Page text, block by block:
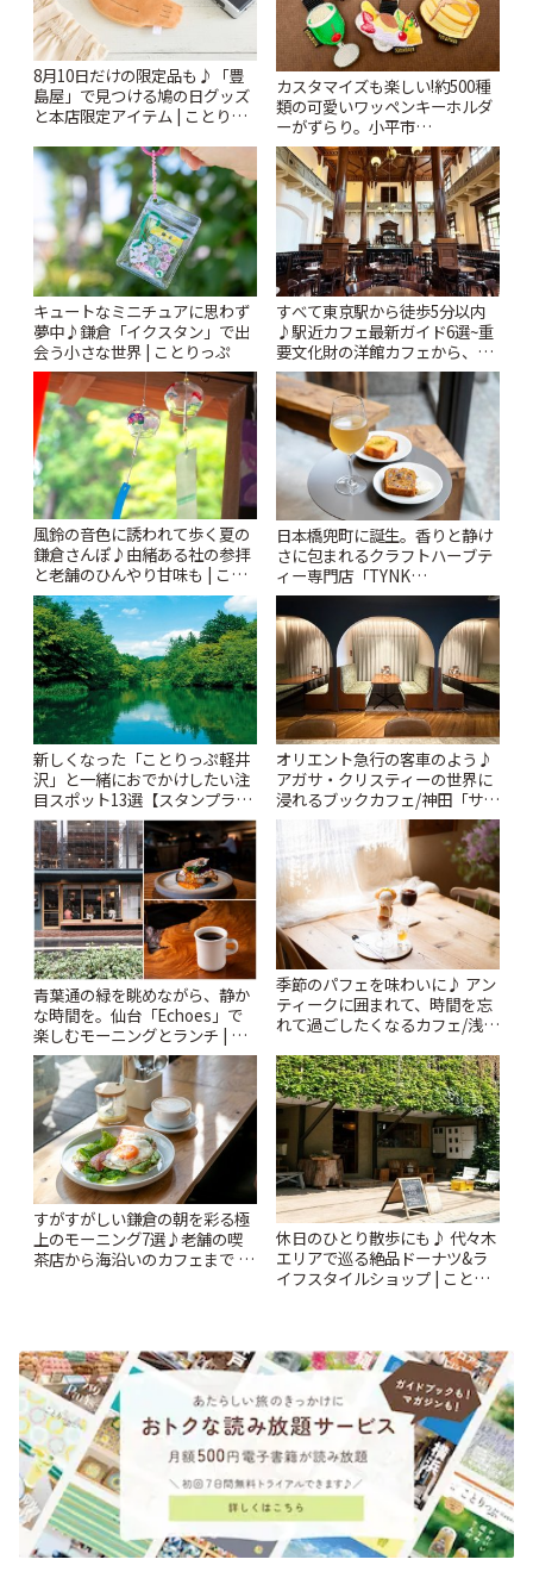
8月10日だけの限定品も♪「豊
島屋」で見つける鳩の日グッズ
と本店限定アイテム | ことりっ
カスタマイズも楽しい!約500種
類の可愛いワッペンキーホルダ
ーがずらり。小平市
「Kimamaya T&K」 | ことりっ
ぷ
キュートなミニチュアに思わず
夢中♪鎌倉「イクスタン」で出
会う小さな世界 | ことりっぷ
すべて東京駅から徒歩5分以内
♪駅近カフェ最新ガイド6選~重
要文化財の洋館カフェから、改
札すぐのレトロ喫茶まで~ | こと
りっぷ
風鈴の音色に誘われて歩く夏の
鎌倉さんぽ♪由緒ある社の参拝
と老舗のひんやり甘味も | こと
りっぷ
日本橋兜町に誕生。香りと静け
さに包まれるクラフトハーブテ
ィー専門店「TYNK
Kabutocho」 | ことりっぷ
新しくなった「ことりっぷ軽井
沢」と一緒におでかけしたい注
目スポット13選【スタンプラリ
ー開催中】 | ことりっぷ
オリエント急行の客車のよう♪
アガサ・クリスティーの世界に
浸れるブックカフェ/神田「サロ
ンクリスティ」 | ことりっぷ
青葉通の緑を眺めながら、静か
な時間を。仙台「Echoes」で
楽しむモーニングとランチ | こ
とりっぷ
季節のパフェを味わいに♪ アン
ティークに囲まれて、時間を忘
れて過ごしたくなるカフェ/浅草
すがすがしい鎌倉の朝を彩る極
上のモーニング7選♪老舗の喫
茶店から海沿いのカフェまで |
休日のひとり散歩にも♪ 代々木
エリアで巡る絶品ドーナツ&ラ
イフスタイルショップ | ことり